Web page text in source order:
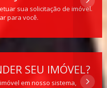
sua solicitação de imóvel.
para você.
SEU IMÓVEL?
em nosso sistema,